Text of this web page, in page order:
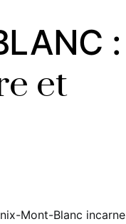
:
et
Mont-Blanc incarne